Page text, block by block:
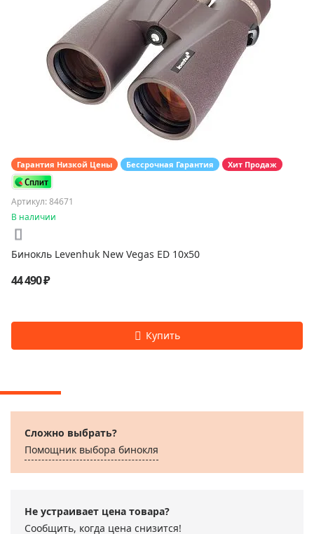
Гарантия Низкой Цены Бессрочная Гарантия Хит Продаж
Артикул: 84671
В наличии
Бинокль Levenhuk New Vegas ED 10x50
44 490 ₽
Сложно выбрать?
Помощник выбора бинокля
Не устраивает цена товара?
Сообщить, когда цена снизится!